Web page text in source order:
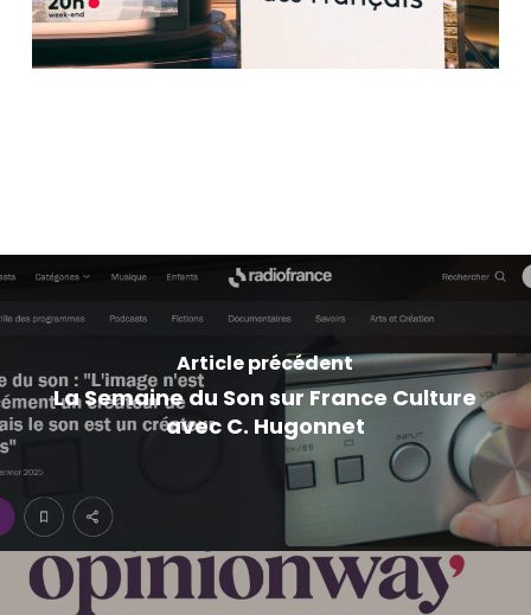
Article précédent
La Semaine du Son sur France Culture
avec C. Hugonnet